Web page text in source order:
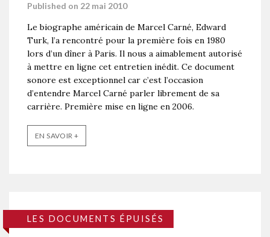
Published on 22 mai 2010
Le biographe américain de Marcel Carné, Edward
Turk, l’a rencontré pour la première fois en 1980
lors d’un dîner à Paris. Il nous a aimablement autorisé
à mettre en ligne cet entretien inédit. Ce document
sonore est exceptionnel car c’est l’occasion
d’entendre Marcel Carné parler librement de sa
carrière. Première mise en ligne en 2006.
EN SAVOIR +
LES DOCUMENTS ÉPUISÉS